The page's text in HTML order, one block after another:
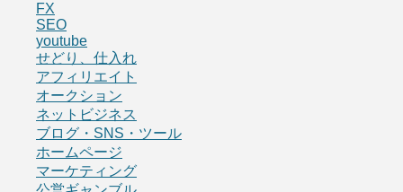
FX
SEO
youtube
せどり、仕入れ
アフィリエイト
オークション
ネットビジネス
ブログ・SNS・ツール
ホームページ
マーケティング